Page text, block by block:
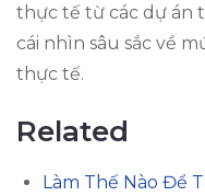
thực tế từ các dự án
cái nhìn sâu sắc về
thực tế.
Related
Làm Thế Nào Để